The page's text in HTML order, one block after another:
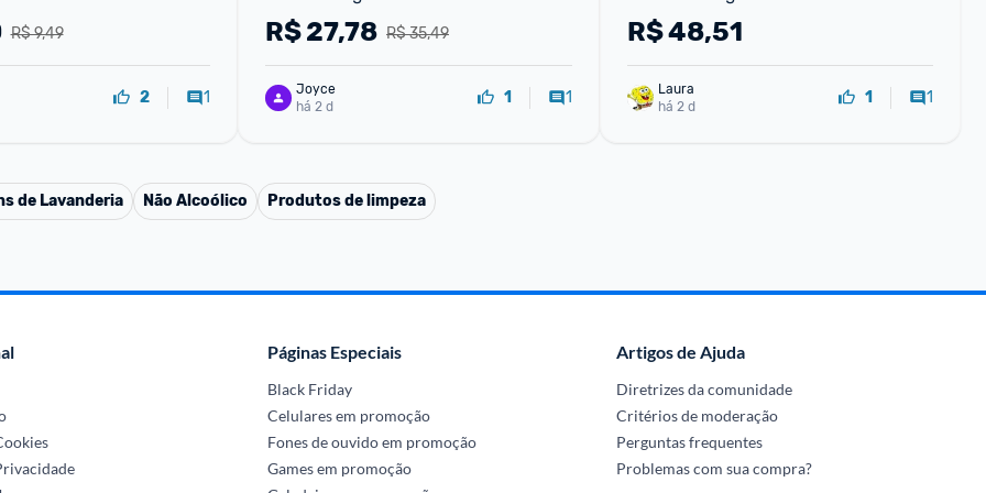
R$ 9,49
2 1
R$ 35,49
R$27,78
Joyce
há 2 d
1 1
R$48,51
Laura
há 2 d
1 1
de Lavanderia Não Alcoólico Produtos de limpeza
Páginas Especiais
Black Friday
Celulares em promoção
Fones de ouvido em promoção
Games em promoção
Artigos de Ajuda
Diretrizes da comunidade
Critérios de moderação
Perguntas frequentes
Problemas com sua compra?